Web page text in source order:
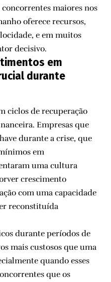
maiores nos
oferece recursos,
e em muitos
decisivo.
em
durante
ciclos de recuperação
Empresas que
durante a crise, que
em
uma cultura
crescimento
com uma capacidade
reconstituída
durante períodos de
mais custosos que uma
quando esses
que os